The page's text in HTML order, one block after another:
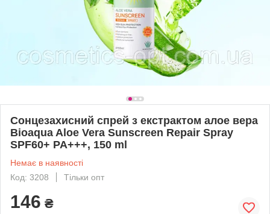
Сонцезахисний спрей з екстрактом алое вера
Bioaqua Aloe Vera Sunscreen Repair Spray
SPF60+ PA+++, 150 ml
Немає в наявності
Код: 3208
Тільки опт
146 ₴